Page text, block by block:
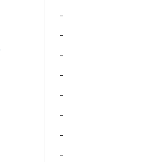
–
–
–
–
–
–
–
–